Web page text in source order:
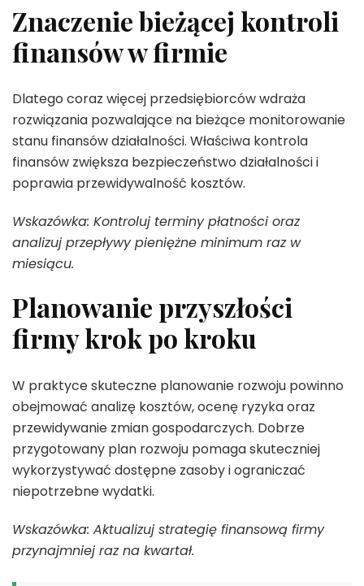
Znaczenie bieżącej kontroli
finansów w firmie
Dlatego coraz więcej przedsiębiorców wdraża
rozwiązania pozwalające na bieżące monitorowanie
stanu finansów działalności. Właściwa kontrola
finansów zwiększa bezpieczeństwo działalności i
poprawia przewidywalność kosztów.
Wskazówka: Kontroluj terminy płatności oraz
analizuj przepływy pieniężne minimum raz w
miesiącu.
Planowanie przyszłości
firmy krok po kroku
W praktyce skuteczne planowanie rozwoju powinno
obejmować analizę kosztów, ocenę ryzyka oraz
przewidywanie zmian gospodarczych. Dobrze
przygotowany plan rozwoju pomaga skuteczniej
wykorzystywać dostępne zasoby i ograniczać
niepotrzebne wydatki.
Wskazówka: Aktualizuj strategię finansową firmy
przynajmniej raz na kwartał.